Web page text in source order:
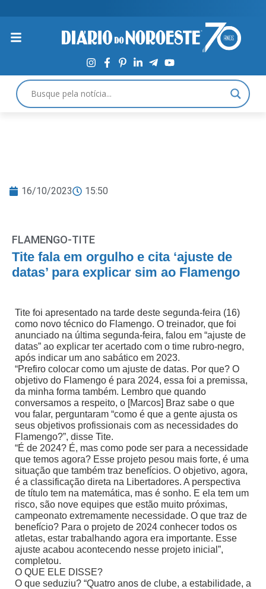
16/10/2023 15:50
FLAMENGO-TITE
Tite fala em orgulho e cita ‘ajuste de
datas’ para explicar sim ao Flamengo
Tite foi apresentado na tarde deste segunda-feira (16)
como novo técnico do Flamengo. O treinador, que foi
anunciado na última segunda-feira, falou em “ajuste de
datas” ao explicar ter acertado com o time rubro-negro,
após indicar um ano sabático em 2023.
“Prefiro colocar como um ajuste de datas. Por que? O
objetivo do Flamengo é para 2024, essa foi a premissa,
da minha forma também. Lembro que quando
conversamos a respeito, o [Marcos] Braz sabe o que
vou falar, perguntaram “como é que a gente ajusta os
seus objetivos profissionais com as necessidades do
Flamengo?”, disse Tite.
“É de 2024? É, mas como pode ser para a necessidade
que temos agora? Esse projeto pesou mais forte, é uma
situação que também traz benefícios. O objetivo, agora,
é a classificação direta na Libertadores. A perspectiva
de título tem na matemática, mas é sonho. E ela tem um
risco, são nove equipes que estão muito próximas,
campeonato extremamente necessidade. O que traz de
benefício? Para o projeto de 2024 conhecer todos os
atletas, estar trabalhando agora era importante. Esse
ajuste acabou acontecendo nesse projeto inicial”,
completou.
O QUE ELE DISSE?
O que seduziu? “Quatro anos de clube, a estabilidade, a